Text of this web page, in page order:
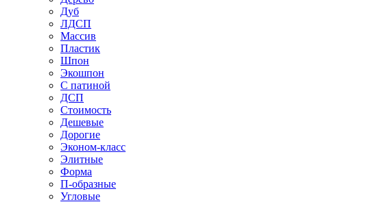
Дуб
ЛДСП
Массив
Пластик
Шпон
Экошпон
С патиной
ДСП
Стоимость
Дешевые
Дорогие
Эконом-класс
Элитные
Форма
П-образные
Угловые